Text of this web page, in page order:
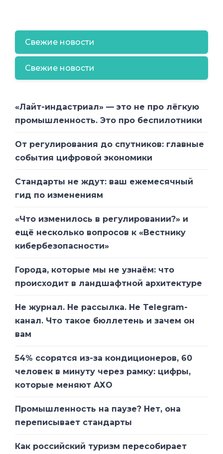
Свежие новости
Свежие новости
«Лайт-индастриал» — это не про лёгкую
промышленность. Это про беспилотники
От регулирования до спутников: главные
события цифровой экономики
Стандарты не ждут: ваш ежемесячный
гид по изменениям
«Что изменилось в регулировании?» и
ещё несколько вопросов к «Вестнику
кибербезопасности»
Города, которые мы не узнаём: что
происходит в ландшафтной архитектуре
Не журнал. Не рассылка. Не Telegram-
канал. Что такое бюллетень и зачем он
вам
54% ссорятся из-за кондиционеров, 60
человек в минуту через рамку: цифры,
которые меняют АХО
Промышленность на паузе? Нет, она
переписывает стандарты
Как российский туризм пересобирает